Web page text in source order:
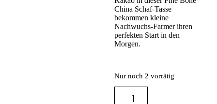
China Schaf-Tasse
bekommen kleine
Nachwuchs-Farmer ihren
perfekten Start in den
Morgen.
Nur noch 2 vorrätig